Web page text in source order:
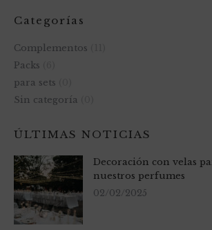
Categorías
Complementos
Packs
para sets
Sin categoría
ÚLTIMAS NOTICIAS
Decoración con velas
nuestros perfumes
02/02/2025